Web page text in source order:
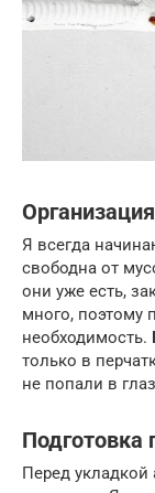
Я всегда
свободна от
они уже есть,
много, поэтому
только в
не попали в
Подготовка
Перед